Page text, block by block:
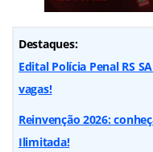
Destaques:
Edital Polícia Penal RS
vagas!
Reinvenção 2026:
Ilimitada!